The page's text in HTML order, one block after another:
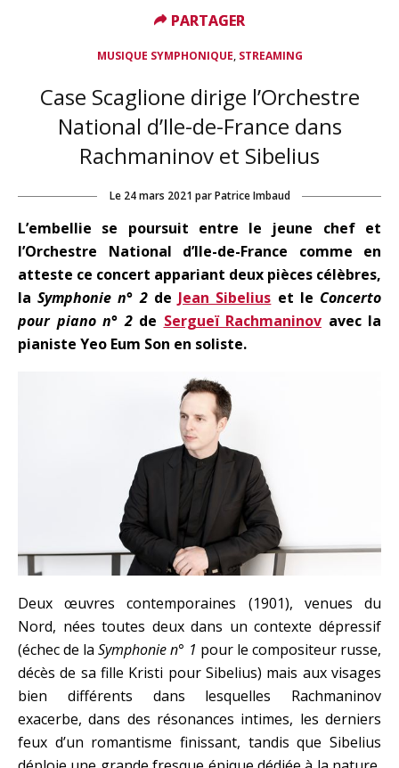
MUSIQUE SYMPHONIQUE, STREAMING
Case Scaglione dirige l’Orchestre
National d’Ile-de-France dans
Rachmaninov et Sibelius
Le 24 mars 2021 par Patrice Imbaud
L’embellie se poursuit entre le jeune chef et
l’Orchestre National d’Ile-de-France comme en
atteste ce concert appariant deux pièces célèbres,
laSymphonie n° 2de Jean Sibelius et le Concerto
pour piano n° 2de Sergueï Rachmaninov avec la
pianiste Yeo Eum Son en soliste.
Deux œuvres contemporaines (1901), venues du
Nord, nées toutes deux dans un contexte dépressif
(échec de laSymphonie n° 1 pour le compositeur russe,
décès de sa fille Kristi pour Sibelius) mais aux visages
bien différents dans lesquelles Rachmaninov
exacerbe, dans des résonances intimes, les derniers
feux d’un romantisme finissant, tandis que Sibelius
PARTAGER
PARTAGER